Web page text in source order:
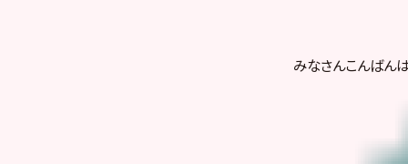
みなさんこんばん